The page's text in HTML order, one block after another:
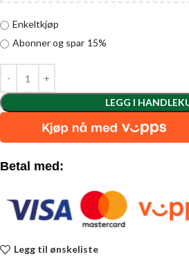
Enkeltkjøp
Abonner og spar 15%
LEGG I
Betal med:
Legg til ønskeliste